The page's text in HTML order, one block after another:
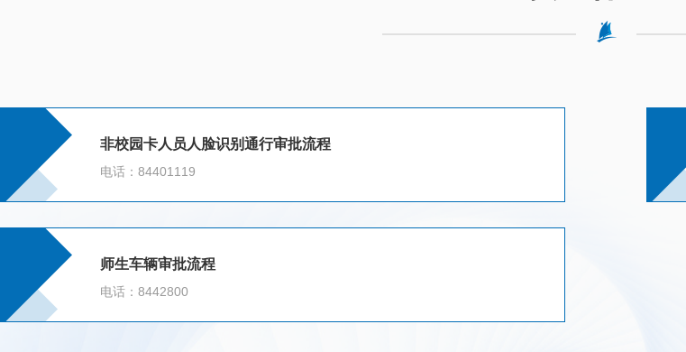
非校园卡人员人脸识别通行审批流程
电话：84401119
师生车辆审批流程
电话：8442800